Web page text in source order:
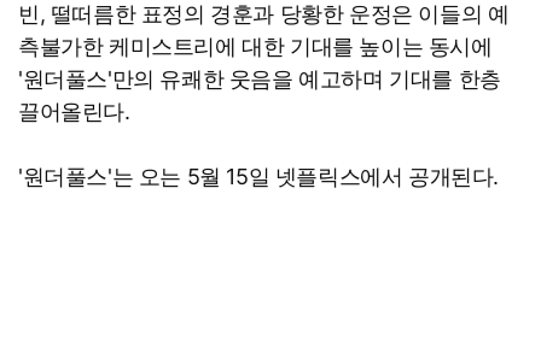
빈, 떨떠름한 표정의 경훈과 당황한 운정은 이들의 예
측불가한 케미스트리에 대한 기대를 높이는 동시에
'원더풀스'만의 유쾌한 웃음을 예고하며 기대를 한층
끌어올린다.
'원더풀스'​는 오는 5월 15일 넷플릭스에서 공개된다.